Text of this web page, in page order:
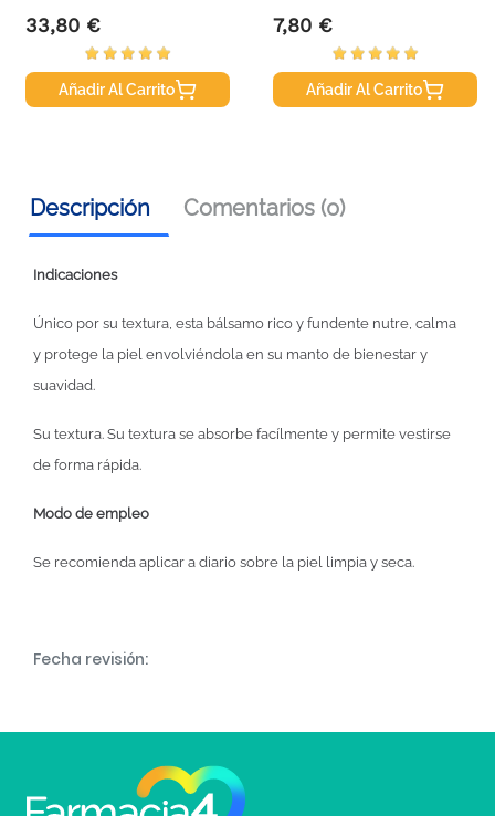
Precio
33,80 €
Añadir Al Carrito
Precio
7,80 €
Añadir Al Carrito
Descripción Comentarios (0)
Indicaciones
Único por su textura, esta bálsamo rico y fundente nutre, calma
y protege la piel envolviéndola en su manto de bienestar y
suavidad.
Su textura. Su textura se absorbe facílmente y permite vestirse
de forma rápida.
Modo de empleo
Se recomienda aplicar a diario sobre la piel limpia y seca.
Fecha revisión: